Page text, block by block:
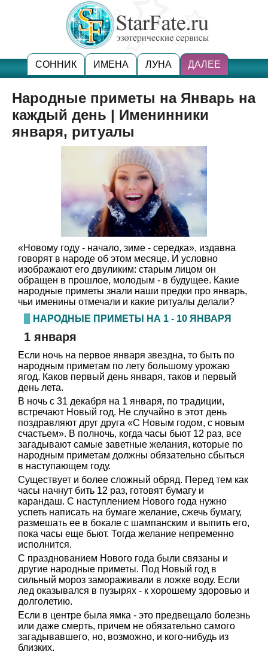
СОННИК ИМЕНА ЛУНА ДАЛЕЕ
Народные приметы на Январь на
каждый день | Именинники
января, ритуалы
«Новому году - начало, зиме - середка», издавна
говорят в народе об этом месяце. И условно
изображают его двуликим: старым лицом он
обращен в прошлое, молодым - в будущее. Какие
народные приметы знали наши предки про январь,
чьи именины отмечали и какие ритуалы делали?
НАРОДНЫЕ ПРИМЕТЫ НА 1 - 10 ЯНВАРЯ
1 января
Если ночь на первое января звездна, то быть по
народным приметам по лету большому урожаю
ягод. Каков первый день января, таков и первый
день лета.
В ночь с 31 декабря на 1 января, по традиции,
встречают Новый год. Не случайно в этот день
поздравляют друг друга «С Новым годом, с новым
счастьем». В полночь, когда часы бьют 12 раз, все
загадывают самые заветные желания, которые по
народным приметам должны обязательно сбыться
в наступающем году.
Существует и более сложный обряд. Перед тем как
часы начнут бить 12 раз, готовят бумагу и
карандаш. С наступлением Нового года нужно
успеть написать на бумаге желание, сжечь бумагу,
размешать ее в бокале с шампанским и выпить его,
пока часы еще бьют. Тогда желание непременно
исполнится.
С празднованием Нового года были связаны и
другие народные приметы. Под Новый год в
сильный мороз замораживали в ложке воду. Если
лед оказывался в пузырях - к хорошему здоровью и
долголетию.
Если в центре была ямка - это предвещало болезнь
или даже смерть, причем не обязательно самого
загадывавшего, но, возможно, и кого-нибудь из
близких.